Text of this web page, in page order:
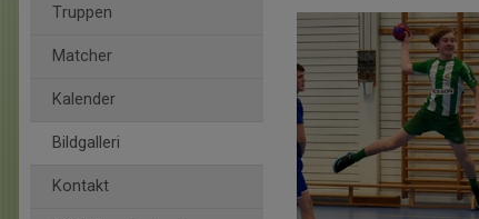
Truppen
Matcher
Kalender
Bildgalleri
Kontakt